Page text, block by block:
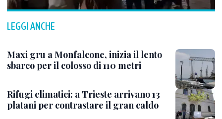
LEGGI ANCHE
Maxi gru a Monfalcone, inizia il lento
sbarco per il colosso di 110 metri
Rifugi climatici: a Trieste arrivano 13
platani per contrastare il gran caldo